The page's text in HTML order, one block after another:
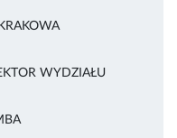
WYDZIAŁU